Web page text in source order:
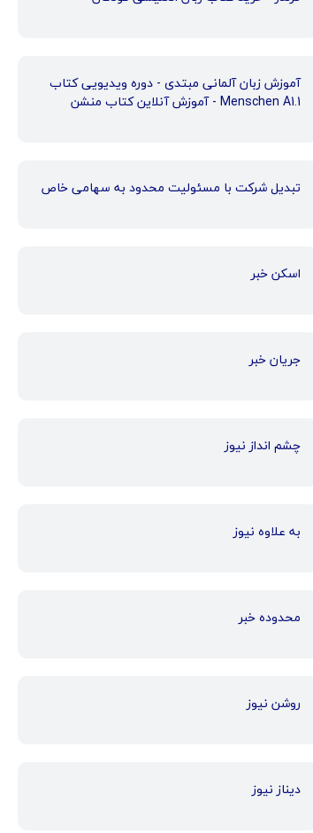
آموزش زبان آلمانی مبتدی - دوره ویدیویی کتاب
Menschen A1.1 - آموزش آنلاین کتاب منشن
تبدیل شرکت با مسئولیت محدود به سهامی خاص
اسکن خبر
جریان خبر
چشم انداز نیوز
به علاوه نیوز
محدوده خبر
روشن نیوز
دیناز نیوز